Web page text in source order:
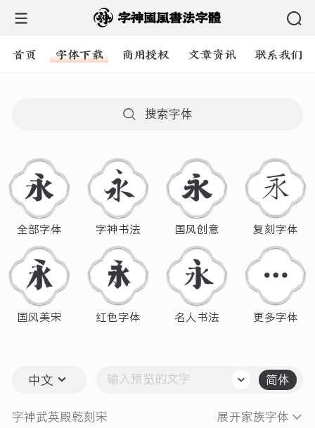
首页 字体下载 商用授权 文章资讯 联系我们
搜索字体
全部字体 字神书法 国风创意 复刻字体
国风美宋 红色字体 名人书法 更多字体
中文 简体
字神武英殿乾刻宋 展开家族字体